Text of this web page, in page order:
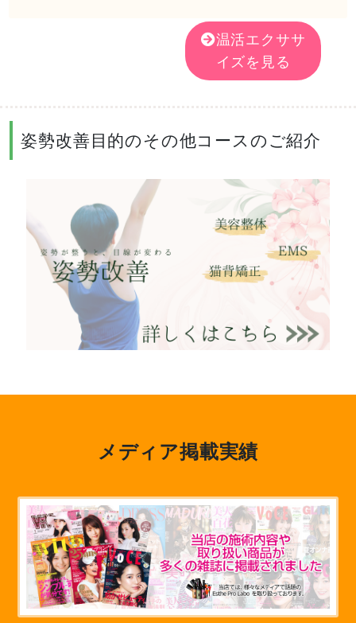
温活エクササ
イズを見る
姿勢改善目的のその他コースのご紹介
メディア掲載実績